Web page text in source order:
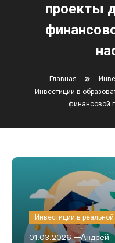
проекты
Главная
Инвестиции в
финансовой
Инвестиции в
01.03.2026 Андрей